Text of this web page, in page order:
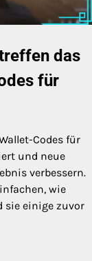
das
für
Codes für
und neue
verbessern.
wie
sie einige zuvor